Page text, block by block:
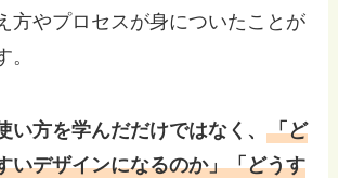
方やプロセスが身についたことが
。
い方を学んだだけではなく、「ど
いデザインになるのか」「どうす